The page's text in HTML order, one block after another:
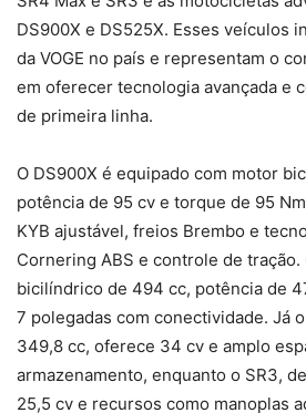
DS900X e DS525X. Esses veículos
da VOGE no país e representam o
em oferecer tecnologia avançada e
de primeira linha.
O DS900X é equipado com motor
potência de 95 cv e torque de 95
KYB ajustável, freios Brembo e
Cornering ABS e controle de
bicilíndrico de 494 cc, potência de
7 polegadas com conectividade. Já
349,8 cc, oferece 34 cv e amplo
armazenamento, enquanto o SR3,
25,5 cv e recursos como manoplas